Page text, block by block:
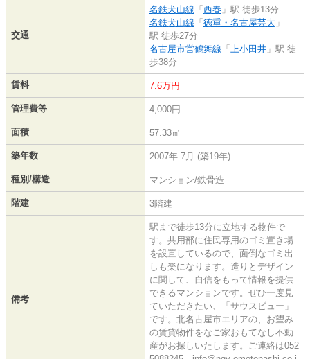
交通
名鉄犬山線 「 西春 」駅 徒歩13分
名鉄犬山線 「 徳重・名古屋芸大 」
駅 徒歩27分
名古屋市営鶴舞線 「 上小田井 」駅 徒
歩38分
賃料 7.6万円
管理費等 4,000円
面積 57.33㎡
築年数 2007年 7月 (築19年)
種別/構造 マンション/鉄骨造
階建 3階建
備考
駅まで徒歩13分に立地する物件で
す。共用部に住民専用のゴミ置き場
を設置しているので、面倒なゴミ出
しも楽になります。造りとデザイン
に関して、自信をもって情報を提供
できるマンションです。ぜひ一度見
ていただきたい、「サウスビュー」
です。北名古屋市エリアの、お望み
の賃貸物件をなご家おもてなし不動
産がお探しいたします。ご連絡は052